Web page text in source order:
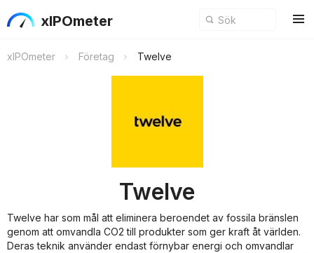
xIPOmeter
xIPOmeter Företag Twelve
Twelve
Twelve har som mål att eliminera beroendet av fossila bränslen
genom att omvandla CO2 till produkter som ger kraft åt världen.
Deras teknik använder endast förnybar energi och omvandlar